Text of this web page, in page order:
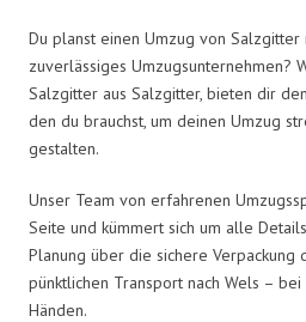
Du planst einen Umzug von Salzgitter
zuverlässiges Umzugsunternehmen?
Salzgitter aus Salzgitter, bieten dir
den du brauchst, um deinen Umzug
gestalten.
Unser Team von erfahrenen
Seite und kümmert sich um alle
Planung über die sichere Verpackung
pünktlichen Transport nach Wels –
Händen.